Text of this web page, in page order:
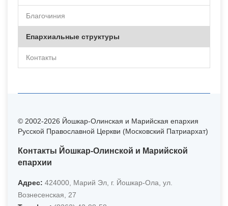
Благочиния
Епархиальные структуры
Контакты
© 2002-2026 Йошкар-Олинская и Марийская епархия
Русской Православной Церкви (Московский Патриархат)
Контакты Йошкар-Олинской и Марийской
епархии
Адрес: 424000, Марий Эл, г. Йошкар-Ола, ул.
Вознесенская, 27